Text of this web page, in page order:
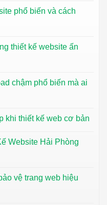
phổ biến và cách
thiết kế website ấn
chậm phổ biến mà ai
khi thiết kế web cơ bản
Website Hải Phòng
vệ trang web hiệu